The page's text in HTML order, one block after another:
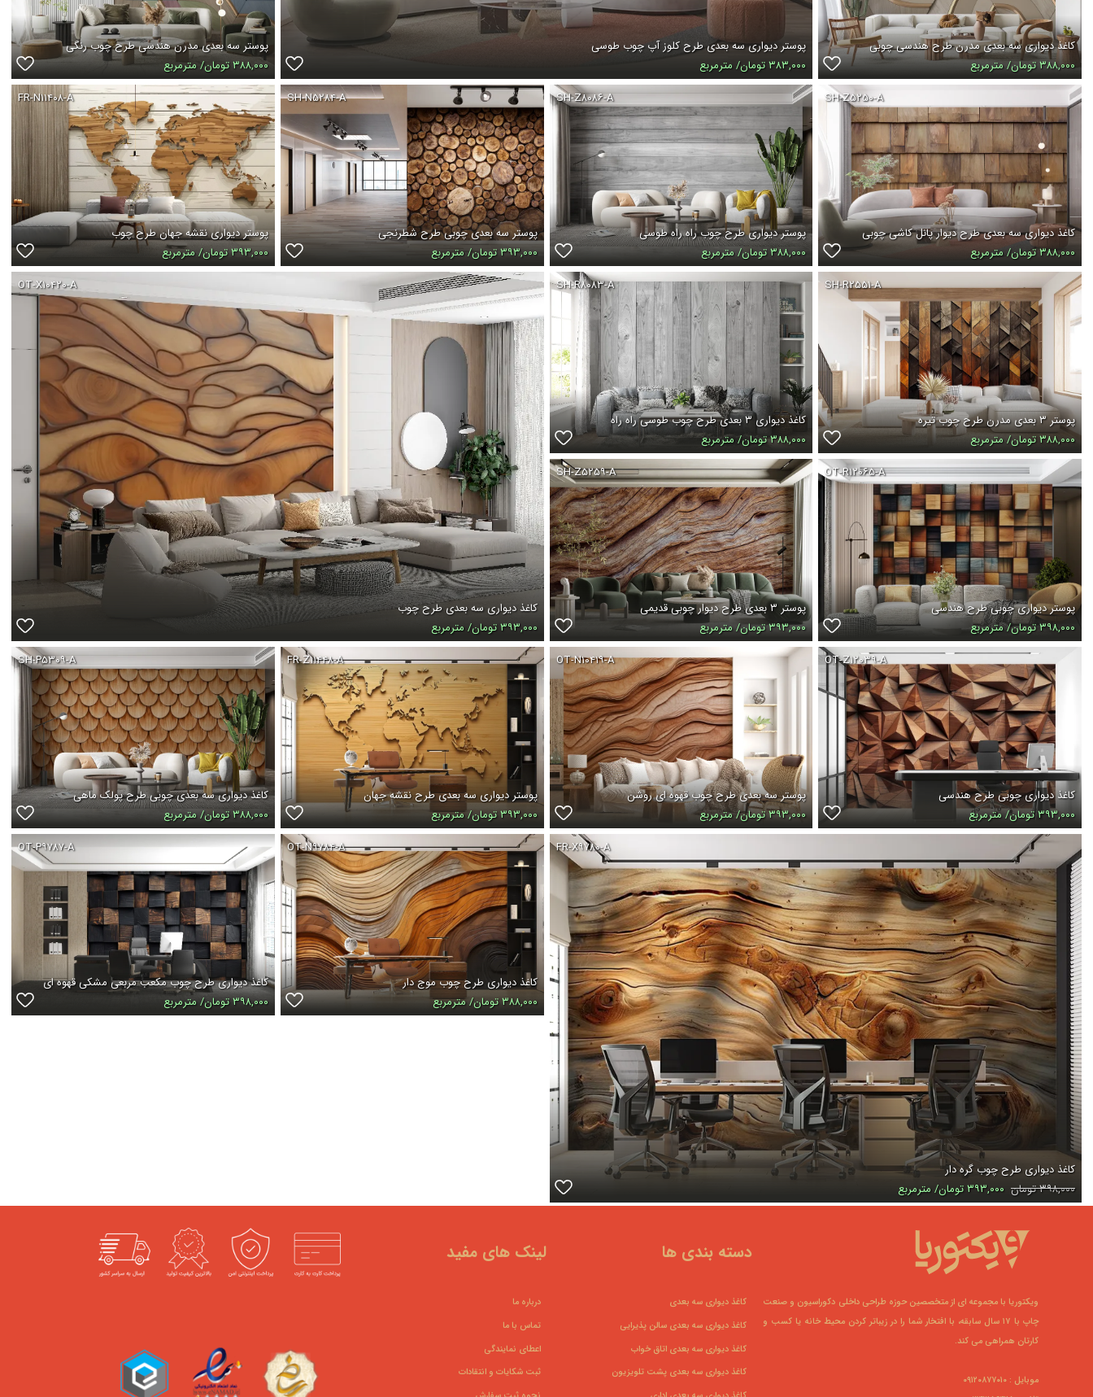
پوستر دیواری سه بعدی طرح کلوز آپ چوب طوسی
۳۸۳,۰۰۰ تومان/ مترمربع
کاغذ دیواری سه بعدی مدرن طرح هندسی چوبی
۳۸۸,۰۰۰ تومان/ مترمربع
پوستر سه بعدی مدرن هندسی طرح چوب رنگی
۳۸۸,۰۰۰ تومان/ مترمربع
SH-Z۵۲۵۰-A
کاغذ دیواری سه بعدی طرح دیوار پانل کاشی چوبی
۳۸۸,۰۰۰ تومان/ مترمربع
SH-Z۸۰۸۶-A
پوستر دیواری طرح چوب راه راه طوسی
۳۸۸,۰۰۰ تومان/ مترمربع
SH-N۵۲۸۴-A
پوستر سه بعدی چوبی طرح شطرنجی
۳۹۳,۰۰۰ تومان/ مترمربع
FR-N۱۱۴۰۸-A
پوستر دیواری نقشه جهان طرح چوب
۳۹۳,۰۰۰ تومان/ مترمربع
SH-R۲۵۵۱-A
پوستر ۳ بعدی مدرن طرح چوب تیره
۳۸۸,۰۰۰ تومان/ مترمربع
SH-R۸۰۸۳-A
کاغذ دیواری ۳ بعدی طرح چوب طوسی راه راه
۳۸۸,۰۰۰ تومان/ مترمربع
OT-X۱۰۴۲۰-A
کاغذ دیواری سه بعدی طرح چوب
۳۹۳,۰۰۰ تومان/ مترمربع
OT-R۱۲۰۶۵-A
پوستر دیواری چوبی طرح هندسی
۳۹۸,۰۰۰ تومان/ مترمربع
SH-Z۵۲۵۹-A
پوستر ۳ بعدی طرح دیوار چوبی قدیمی
۳۹۳,۰۰۰ تومان/ مترمربع
OT-Z۱۲۰۳۹-A
کاغذ دیواری چوبی طرح هندسی
۳۹۳,۰۰۰ تومان/ مترمربع
OT-N۱۰۴۱۹-A
پوستر سه بعدی طرح چوب قهوه ای روشن
۳۹۳,۰۰۰ تومان/ مترمربع
FR-Z۱۱۴۴۸-A
پوستر دیواری سه بعدی طرح نقشه جهان
۳۹۳,۰۰۰ تومان/ مترمربع
SH-P۵۳۰۹-A
کاغذ دیواری سه بعدی چوبی طرح پولک ماهی
۳۸۸,۰۰۰ تومان/ مترمربع
FR-X۹۷۸۰-A
کاغذ دیواری طرح چوب گره دار
۳۹۸,۰۰۰ تومان
۳۹۳,۰۰۰ تومان/ مترمربع
OT-N۹۷۸۴-A
کاغذ دیواری طرح چوب موج دار
۳۸۸,۰۰۰ تومان/ مترمربع
OT-P۹۷۸۷-A
کاغذ دیواری طرح چوب مکعب مربعی مشکی قهوه ای
۳۹۸,۰۰۰ تومان/ مترمربع
دسته بندی ها لینک های مفید
ویکتوریا با مجموعه ای از متخصصین حوزه طراحی داخلی دکوراسیون و صنعت
چاپ با ۱۷ سال سابقه، با افتخار شما را در زیباتر کردن محیط خانه یا کسب و
کارتان همراهی می کند.
موبایل : ۰۹۱۲۰۸۷۷۰۱۰
کاغذ دیواری سه بعدی
کاغذ دیواری سه بعدی سالن پذیرایی
کاغذ دیواری سه بعدی اتاق خواب
کاغذ دیواری سه بعدی پشت تلویزیون
درباره ما
تماس با ما
اعطای نمایندگی
ثبت شکایات و انتقادات